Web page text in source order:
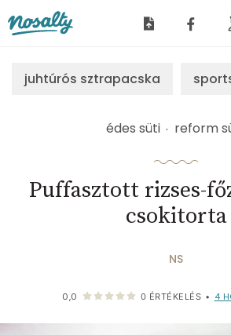
juhtúrós sztrapacska
édes süti reform
Puffasztott rizses-
csokitorta
NS
0,0 0 ÉRTÉKELÉS • 4